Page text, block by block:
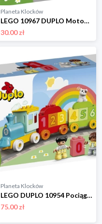
Planeta Klocków
LEGO 10967 DUPLO Motocykl policyjny Lego
30.00 zł
Planeta Klocków
LEGO DUPLO 10954 Pociąg z cyferkami - nauka liczenia Lego
75.00 zł